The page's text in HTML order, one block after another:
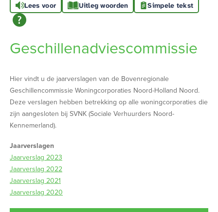
Lees voor Uitleg woorden Simpele tekst
Geschillenadviescommissie
Hier vindt u de jaarverslagen van de Bovenregionale
Geschillencommissie Woningcorporaties Noord-Holland Noord.
Deze verslagen hebben betrekking op alle woningcorporaties die
zijn aangesloten bij SVNK (Sociale Verhuurders Noord-
Kennemerland).
Jaarverslagen
Jaarverslag 2023
Jaarverslag 2022
Jaarverslag 2021
Jaarverslag 2020